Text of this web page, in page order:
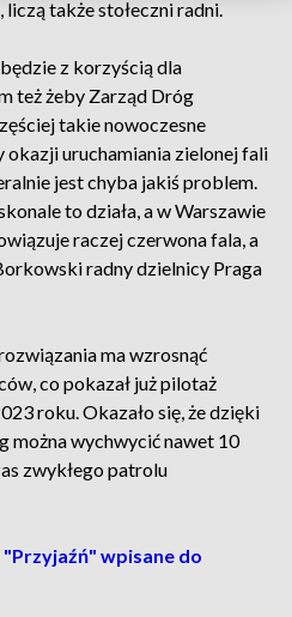
także stołeczni radni.
z korzyścią dla
też żeby Zarząd Dróg
takie nowoczesne
uruchamiania zielonej fali
jest chyba jakiś problem.
to działa, a w Warszawie
raczej czerwona fala, a
radny dzielnicy Praga
ma wzrosnąć
co pokazał już pilotaż
roku. Okazało się, że dzięki
można wychwycić nawet 10
zwykłego patrolu
wpisane do